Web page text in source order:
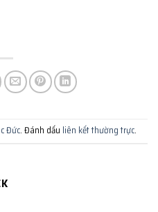
Đức. Đánh dấu liên kết thường trực.